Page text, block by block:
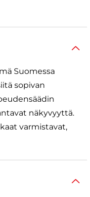
Suomessa
sopivan
näkyvyyttä.
varmistavat,